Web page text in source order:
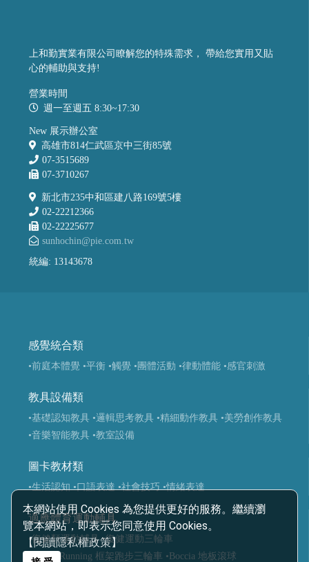
本網站使用 Cookies 為您提供更好的服務。繼續瀏
覽本網站，即表示您同意使用 Cookies。
【閱讀隱私權政策】
上和勤實業有限公司瞭解您的特殊需求， 帶給您實用又貼
心的輔助與支持!
營業時間
週一至週五 8:30~17:30
New 展示辦公室
高雄市814仁武區京中三街85號
07-3515689
07-3710267
新北市235中和區建八路169號5樓
02-22212366
02-22225677
sunhochin@pie.com.tw
統編: 13143678
感覺統合類
•前庭本體覺 •平衡 •觸覺 •團體活動 •律動體能 •感官刺激
教具設備類
•基礎認知教具 •邏輯思考教具 •精細動作教具 •美勞創作教具
•音樂智能教具 •教室設備
圖卡教材類
•生活認知 •口語表達 •社會技巧 •情緒表達
適應體育運動輔具
•復健類運動輔具 •復健運動三輪車
•Frame Running 框架跑步三輪車 •Boccia 地板滾球